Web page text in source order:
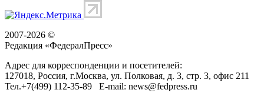
2007-2026 ©
Редакция «ФедералПресс»
Адрес для корреспонденции и посетителей:
127018, Россия, г.Москва, ул. Полковая, д. 3, стр. 3, офис 211
Тел.+7(499) 112-35-89 E-mail: news@fedpress.ru